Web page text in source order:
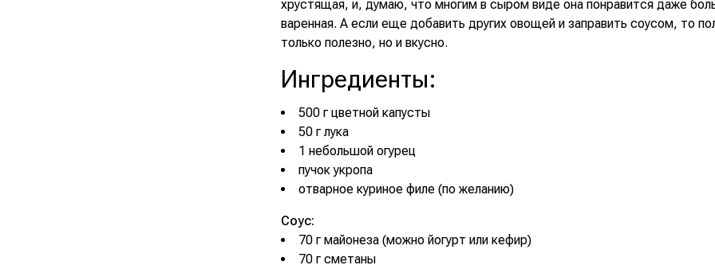
хрустящая, и, думаю, что многим в сыром виде она понравится даже
варенная. А если еще добавить других овощей и заправить соусом, то
только полезно, но и вкусно.
Ингредиенты:
500 г цветной капусты
50 г лука
1 небольшой огурец
пучок укропа
отварное куриное филе (по желанию)
Соус:
70 г майонеза (можно йогурт или кефир)
70 г сметаны